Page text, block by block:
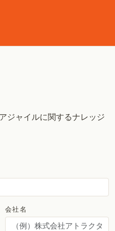
ジャイルに関するナレッジ
会社名